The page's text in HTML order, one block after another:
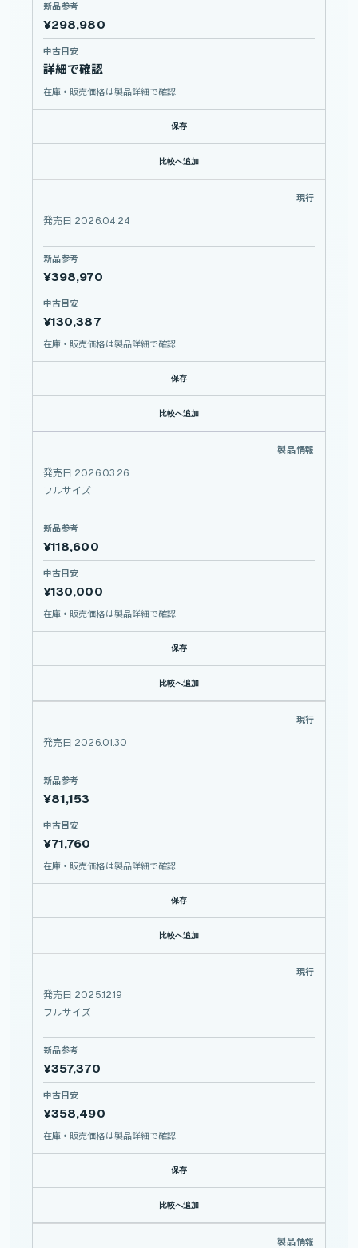
新品参考
¥298,980
中古目安
詳細で確認
在庫・販売価格は製品詳細で確認
保存
比較へ追加
NIKKOR Z
70-200mm
f/2.8VRSII
現行
発売日 2026.04.24
新品参考
¥398,970
中古目安
¥130,387
在庫・販売価格は製品詳細で確認
保存
比較へ追加
35-100mm
III VXD
製品情報
発売日 2026.03.26
フルサイズ
新品参考
¥118,600
中古目安
¥130,000
在庫・販売価格は製品詳細で確認
保存
比較へ追加
NIKKOR Z
24-105mm
f/4-7.1
現行
発売日 2026.01.30
新品参考
¥81,153
中古目安
¥71,760
在庫・販売価格は製品詳細で確認
保存
比較へ追加
α7V
現行
発売日 2025.12.19
フルサイズ
新品参考
¥357,370
中古目安
¥358,490
在庫・販売価格は製品詳細で確認
保存
比較へ追加
製品情報